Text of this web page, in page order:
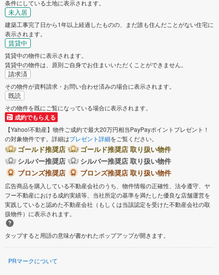
条件にしている土地に表示されます。
未入居
建築工事完了日から1年以上経過したものの、まだ誰も住んだことがない住宅に
表示されます。
賃貸中
賃貸中の物件に表示されます。
賃貸中の物件は、原則ご自身でお住まいいただくことができません。
請求済
その物件が資料請求・お問い合わせ済みの場合に表示されます。
既読
その物件を既にご覧になっている場合に表示されます。
成約でもらえる
【Yahoo!不動産】物件ご成約で最大20万円相当PayPayポイントプレゼント！
の対象物件です。詳細はプレゼント詳細をご覧ください。
ゴールド推奨店
ゴールド推奨店 取り扱い物件
シルバー推奨店
シルバー推奨店 取り扱い物件
ブロンズ推奨店
ブロンズ推奨店 取り扱い物件
広告商品を購入している不動産会社のうち、物件情報の正確性、法令遵守、ヤ
フー不動産における成約実績等、当社所定の基準を満たした優良な店舗運営を
実践していると認めた不動産会社（もしくは当該認定を受けた不動産会社の取
扱物件）に表示されます。
タップすると用語の意味が書かれたポップアップが開きます。
PRマークについて